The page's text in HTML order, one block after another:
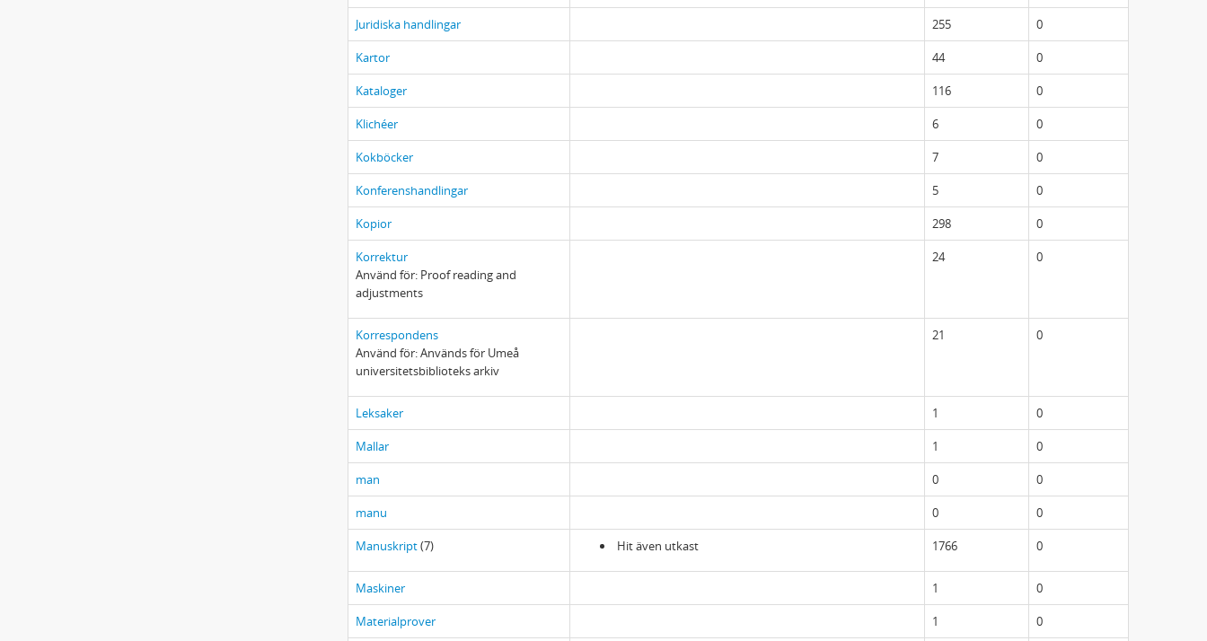
Juridiska handlingar 255 0
Kartor 44 0
Kataloger 116 0
Klichéer 6 0
Kokböcker 7 0
Konferenshandlingar 5 0
Kopior 298 0
Korrektur
Använd för: Proof reading and
adjustments
24 0
Korrespondens
Använd för: Används för Umeå
universitetsbiblioteks arkiv
21 0
Leksaker 1 0
Mallar 1 0
man 0 0
manu 0 0
Manuskript(7) Hit även utkast 1766 0
Maskiner 1 0
Materialprover 1 0